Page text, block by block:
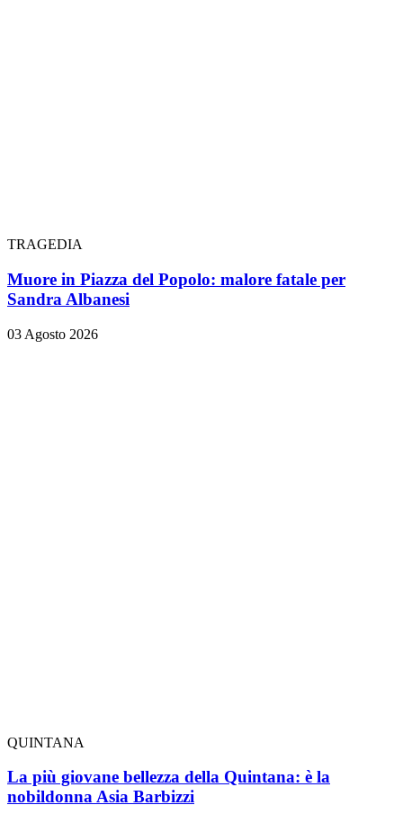
TRAGEDIA
Muore in Piazza del Popolo: malore fatale per
Sandra Albanesi
03 Agosto 2026
QUINTANA
La più giovane bellezza della Quintana: è la
nobildonna Asia Barbizzi